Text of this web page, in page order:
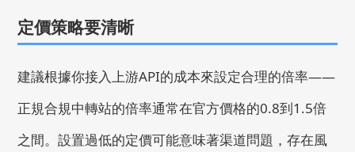
定價策略要清晰
建議根據你接入上游API的成本來設定合理的倍率——
正規合規中轉站的倍率通常在官方價格的0.8到1.5倍
之間。設置過低的定價可能意味著渠道問題，存在風